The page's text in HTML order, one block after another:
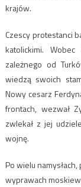
krajów.
Czescy protestanci
katolickimi.
zależnego od
wiedzą swoich
Nowy cesarz
frontach, wezwał
zwlekał z jej
wojnę.
Po wielu
wyprawach